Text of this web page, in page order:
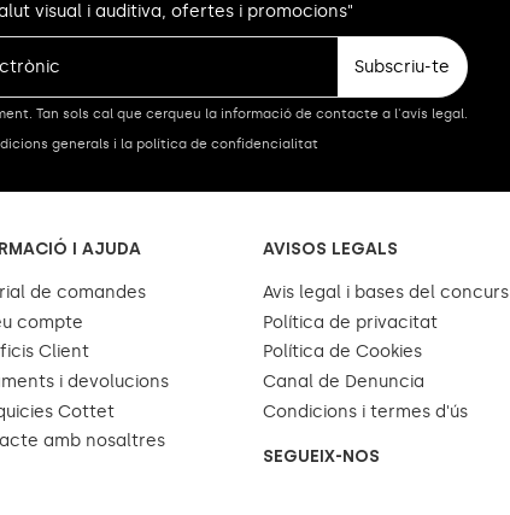
visual i auditiva, ofertes i promocions"
Subscriu-te
Tan sols cal que cerqueu la informació de contacte a l'avís legal.
generals i la política de confidencialitat
I AJUDA
de comandes
compte
Client
i devolucions
Cottet
amb nosaltres
AVISOS LEGALS
Avis legal i bases del concurs
Política de privacitat
Política de Cookies
Canal de Denuncia
Condicions i termes d'ús
SEGUEIX-NOS